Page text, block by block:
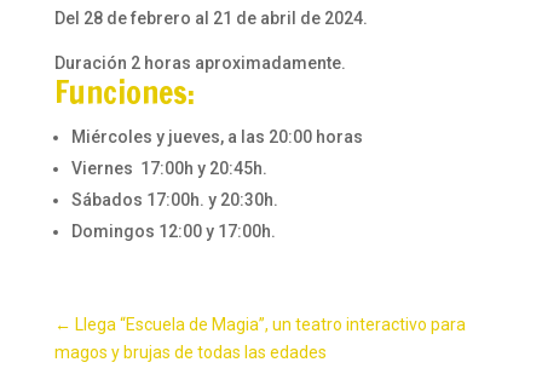
Del 28 de febrero al 21 de abril de 2024.
Duración 2 horas aproximadamente.
Funciones:
Miércoles y jueves, a las 20:00 horas
Viernes 17:00h y 20:45h.
Sábados 17:00h. y 20:30h.
Domingos 12:00 y 17:00h.
← Llega “Escuela de Magia”, un teatro interactivo para
magos y brujas de todas las edades